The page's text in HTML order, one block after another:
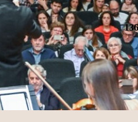
136